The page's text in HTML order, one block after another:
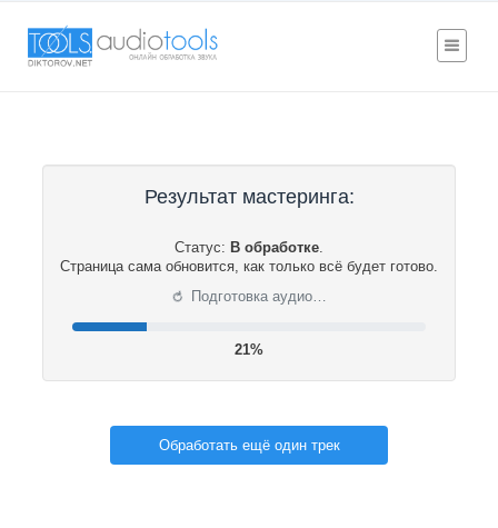
Результат мастеринга:
Статус: В обработке.
Страница сама обновится, как только всё будет готово.
⟳ Подготовка аудио…
22%
Обработать ещё один трек